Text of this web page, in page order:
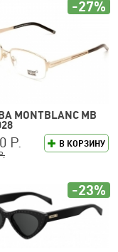
MONTBLANC MB
В КОРЗИНУ
Р.
-27%
-23%